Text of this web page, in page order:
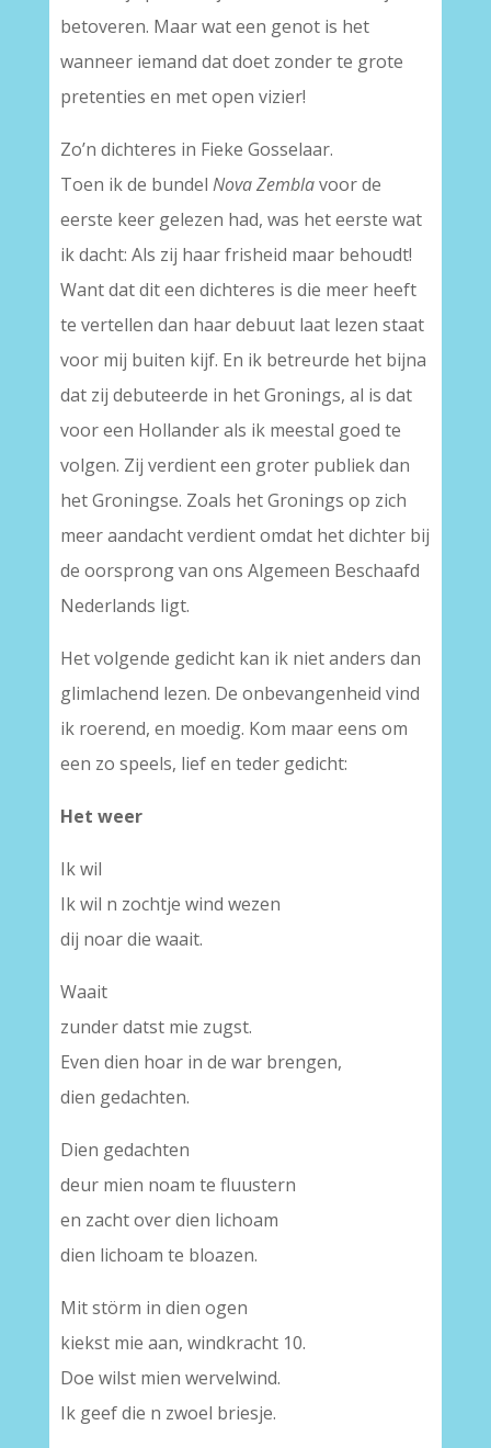
betoveren. Maar wat een genot is het
wanneer iemand dat doet zonder te grote
pretenties en met open vizier!
Zo’n dichteres in Fieke Gosselaar.
Toen ik de bundel Nova Zemblavoor de
eerste keer gelezen had, was het eerste wat
ik dacht: Als zij haar frisheid maar behoudt!
Want dat dit een dichteres is die meer heeft
te vertellen dan haar debuut laat lezen staat
voor mij buiten kijf. En ik betreurde het bijna
dat zij debuteerde in het Gronings, al is dat
voor een Hollander als ik meestal goed te
volgen. Zij verdient een groter publiek dan
het Groningse. Zoals het Gronings op zich
meer aandacht verdient omdat het dichter bij
de oorsprong van ons Algemeen Beschaafd
Nederlands ligt.
Het volgende gedicht kan ik niet anders dan
glimlachend lezen. De onbevangenheid vind
ik roerend, en moedig. Kom maar eens om
een zo speels, lief en teder gedicht:
Het weer
Ik wil
Ik wil n zochtje wind wezen
dij noar die waait.
Waait
zunder datst mie zugst.
Even dien hoar in de war brengen,
dien gedachten.
Dien gedachten
deur mien noam te fluustern
en zacht over dien lichoam
dien lichoam te bloazen.
Mit störm in dien ogen
kiekst mie aan, windkracht 10.
Doe wilst mien wervelwind.
Ik geef die n zwoel briesje.